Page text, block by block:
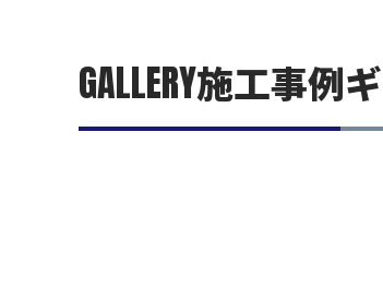
GALLERY施工事例